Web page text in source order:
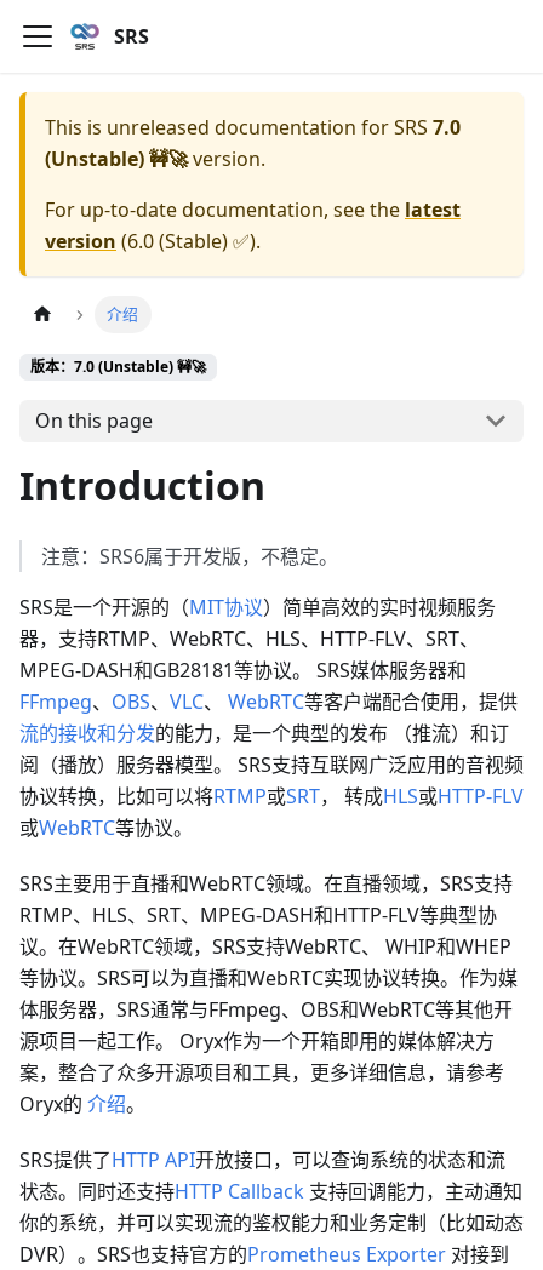
SRS
This is unreleased documentation forSRS 7.0
(Unstable) 🚧🚀version.
For up-to-date documentation, see the latest
version (6.0 (Stable) ✅).
介绍
版本：7.0 (Unstable) 🚧🚀
On this page
Introduction
注意：SRS6属于开发版，不稳定。
SRS是一个开源的（MIT协议）简单高效的实时视频服务
器，支持RTMP、WebRTC、HLS、HTTP-FLV、SRT、
MPEG-DASH和GB28181等协议。 SRS媒体服务器和
FFmpeg、 OBS、 VLC、 WebRTC等客户端配合使用，提供
流的接收和分发的能力，是一个典型的发布 （推流）和订
阅（播放）服务器模型。 SRS支持互联网广泛应用的音视频
协议转换，比如可以将RTMP或SRT， 转成HLS或HTTP-FLV
或WebRTC等协议。
SRS主要用于直播和WebRTC领域。在直播领域，SRS支持
RTMP、HLS、SRT、MPEG-DASH和HTTP-FLV等典型协
议。在WebRTC领域，SRS支持WebRTC、 WHIP和WHEP
等协议。SRS可以为直播和WebRTC实现协议转换。作为媒
体服务器，SRS通常与FFmpeg、OBS和WebRTC等其他开
源项目一起工作。 Oryx作为一个开箱即用的媒体解决方
案，整合了众多开源项目和工具，更多详细信息，请参考
Oryx的 介绍。
SRS提供了HTTP API开放接口，可以查询系统的状态和流
状态。同时还支持HTTP Callback 支持回调能力，主动通知
你的系统，并可以实现流的鉴权能力和业务定制（比如动态
DVR）。SRS也支持官方的Prometheus Exporter 对接到